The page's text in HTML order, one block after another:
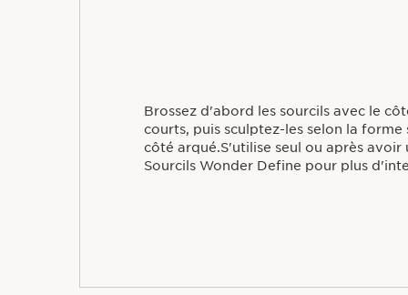
Brossez d'abord les sourcils avec le
courts, puis sculptez-les selon la forme
côté arqué.S'utilise seul ou après
Sourcils Wonder Define pour plus